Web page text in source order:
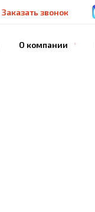
Заказать звонок
О компании